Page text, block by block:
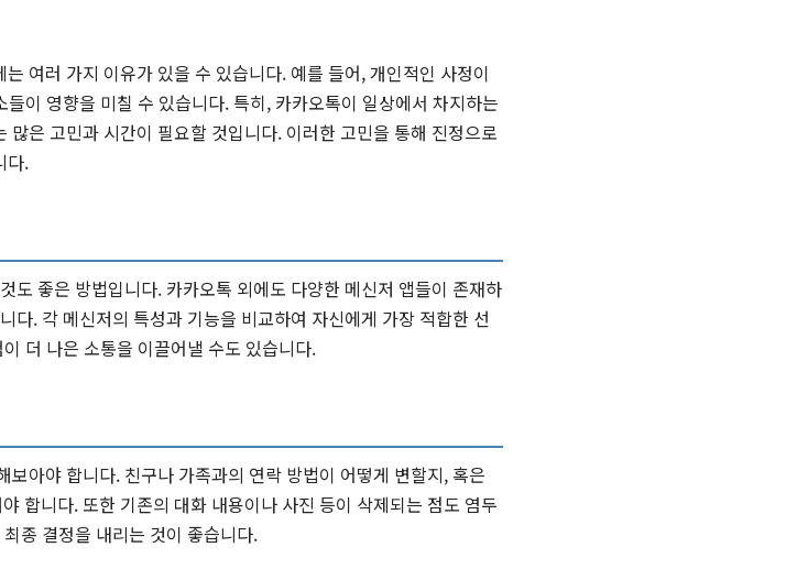
여러 가지 이유가 있을 수 있습니다. 예를 들어, 개인적인 사정이
이 영향을 미칠 수 있습니다. 특히, 카카오톡이 일상에서 차지하는
은 고민과 시간이 필요할 것입니다. 이러한 고민을 통해 진정으로
다.
도 좋은 방법입니다. 카카오톡 외에도 다양한 메신저 앱들이 존재하
다. 각 메신저의 특성과 기능을 비교하여 자신에게 가장 적합한 선
더 나은 소통을 이끌어낼 수도 있습니다.
아야 합니다. 친구나 가족과의 연락 방법이 어떻게 변할지, 혹은
합니다. 또한 기존의 대화 내용이나 사진 등이 삭제되는 점도 염두
종 결정을 내리는 것이 좋습니다.